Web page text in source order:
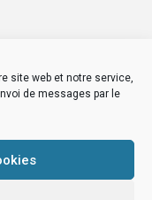
site web et notre service,
de messages par le
Légales